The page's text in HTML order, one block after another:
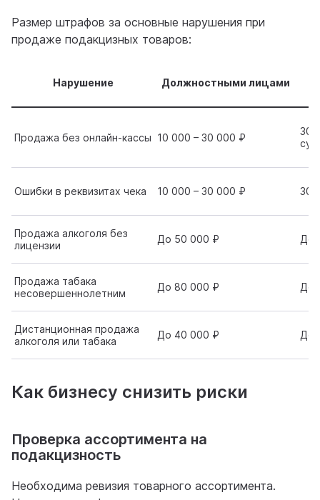
Размер штрафов за основные нарушения при
продаже подакцизных товаров:
Нарушение Должностными лицами
Продажа без онлайн-кассы 10 000 – 30 000 ₽
30
Ошибки в реквизитах чека 10 000 – 30 000 ₽ 30
Продажа алкоголя без
лицензии
До 50 000 ₽ До
Продажа табака
несовершеннолетним
До 80 000 ₽ До
Дистанционная продажа
алкоголя или табака
До 40 000 ₽ До
Как бизнесу снизить риски
Проверка ассортимента на
подакцизность
Необходима ревизия товарного ассортимента.